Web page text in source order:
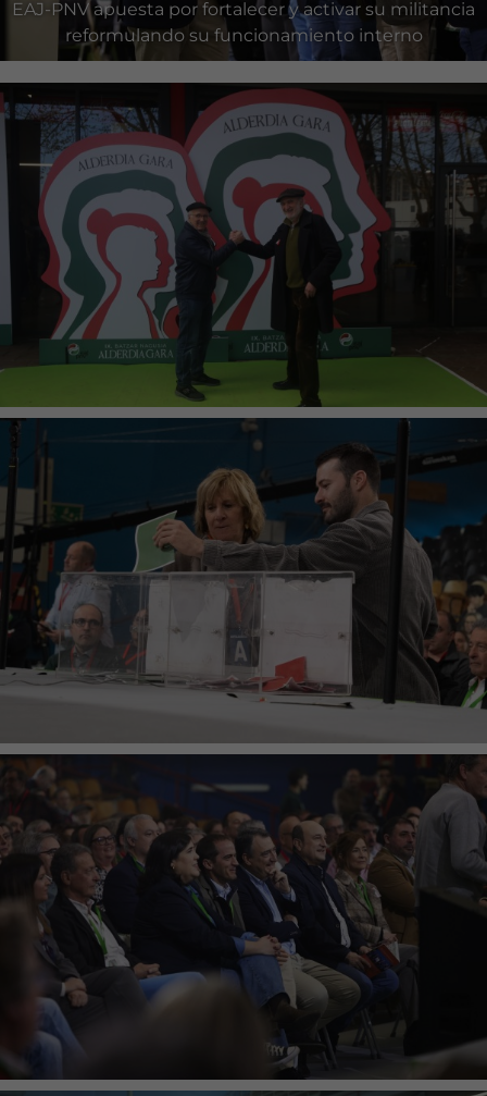
EAJ-PNV apuesta por fortalecer y activar su militancia
reformulando su funcionamiento interno